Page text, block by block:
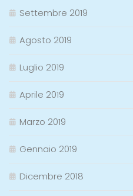
Settembre 2019
Agosto 2019
Luglio 2019
Aprile 2019
Marzo 2019
Gennaio 2019
Dicembre 2018